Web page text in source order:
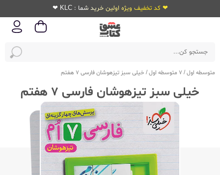
❤ کد تخفیف ویژه اولین خرید شما : KLC ❤
متوسطه اول/ 7 متوسطه اول / خیلی سبز تیزهوشان فارسی 7 هفتم
خیلی سبز تیزهوشان فارسی 7 هفتم